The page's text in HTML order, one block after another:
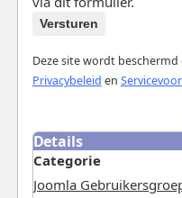
Versturen
Deze site wordt beschermd
Privacybeleid en
Details
Categorie
Joomla